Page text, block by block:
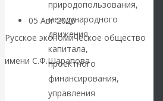
Русское экономическое общество
имени С.Ф.Шарапова
Skip to content
05 Авг 2026Деньги
Валентин
Катасонов. Еще
природопользования,
международного
движения
капитала,
проектного
финансирования,
управления